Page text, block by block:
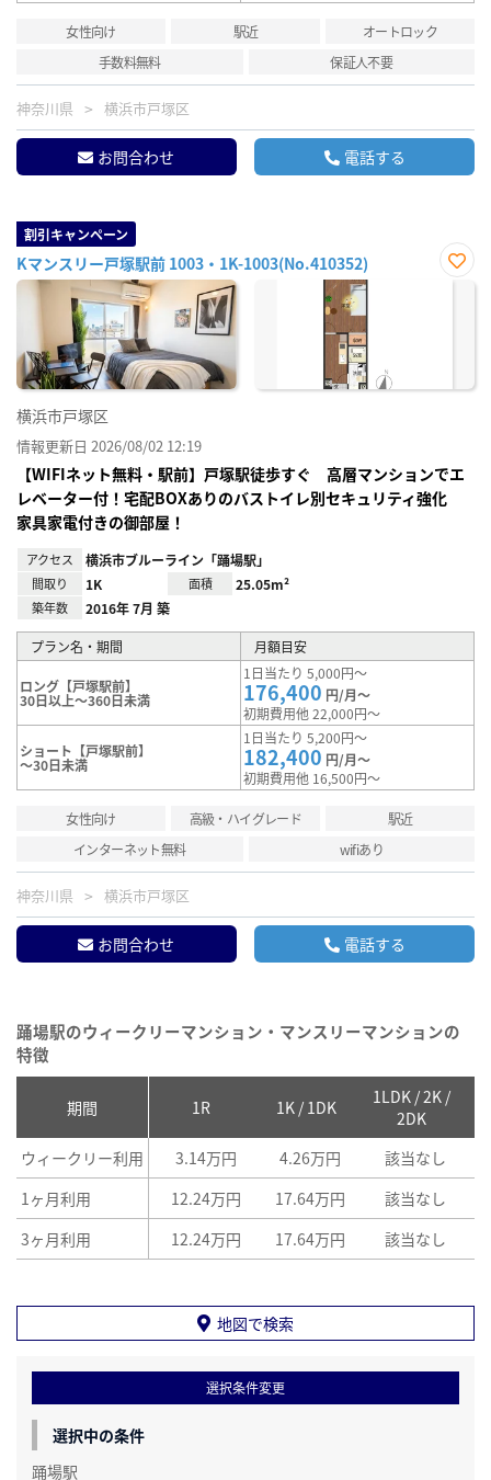
女性向け 駅近
オートロック
手数料無料
保証人不要
神奈川県 横浜市戸塚区
お問合わせ 電話する
割引キャンペーン
Kマンスリー戸塚駅前 1003・1K-1003(No.410352)
お気
横浜市戸塚区
情報更新日 2026/08/02 12:19
【WIFIネット無料・駅前】戸塚駅徒歩すぐ 高層マンションでエ
レベーター付！宅配BOXありのバストイレ別セキュリティ強化
家具家電付きの御部屋！
アクセス 横浜市ブルーライン「踊場駅」
間取り 1K 面積 25.05m²
築年数 2016年 7月 築
プラン名・期間 月額目安
ロング【戸塚駅前】
30日以上～360日未満
1日当たり 5,000円～
176,400 円/月～
初期費用他 22,000円～
ショート【戸塚駅前】
～30日未満
1日当たり 5,200円～
182,400 円/月～
初期費用他 16,500円～
女性向け 高級・ハイグレード
駅近
インターネット無料
wifiあり
神奈川県 横浜市戸塚区
お問合わせ 電話する
踊場駅のウィークリーマンション・マンスリーマンションの
特徴
期間 1R 1K / 1DK
1LDK / 2K /
2DK
ウィークリー利用 3.14万円 4.26万円 該当なし
1ヶ月利用
12.24万円 17.64万円 該当なし
3ヶ月利用
12.24万円 17.64万円 該当なし
地図で検索
選択条件変更
選択中の条件
踊場駅